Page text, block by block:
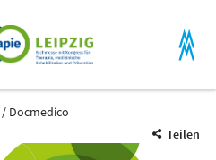
Docmedico
Teilen